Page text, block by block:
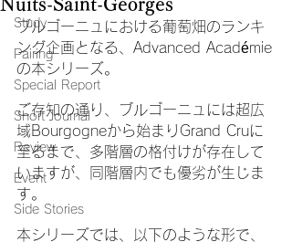
Study
Pairing
Special Report
Short Journal
Review
Event
Side Stories
Nuits-Saint-Georges
ブルゴーニュにおける葡萄畑のランキ
ング企画となる、Advanced Académie
の本シリーズ。
ご存知の通り、ブルゴーニュには超広
域Bourgogneから始まりGrand Cruに
至るまで、多階層の格付けが存在して
いますが、同階層内でも優劣が生じま
す。
本シリーズでは、以下のような形で、